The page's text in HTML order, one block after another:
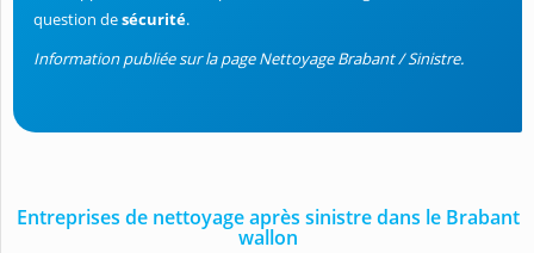
question desécurité.
Information publiée sur la page Nettoyage Brabant / Sinistre.
Entreprises de nettoyage après sinistre dans le Brabant
wallon